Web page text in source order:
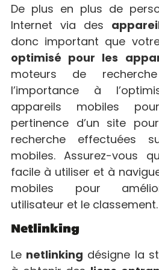
De plus en plus de
Internet via des
donc important que
optimisé pour les
moteurs de
l’importance à
appareils mobiles
pertinence d’un site
recherche effectuées
mobiles. Assurez-vous
facile à utiliser et à
mobiles pour
utilisateur et le classement.
Netlinking
Le netlinking désigne la